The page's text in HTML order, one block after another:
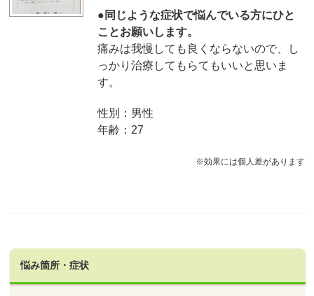
●同じような症状で悩んでいる方にひと
ことお願いします。
痛みは我慢しても良くならないので、し
っかり治療してもらてもいいと思いま
す。
性別：男性
年齢：27
※効果には個人差があります
悩み箇所・症状